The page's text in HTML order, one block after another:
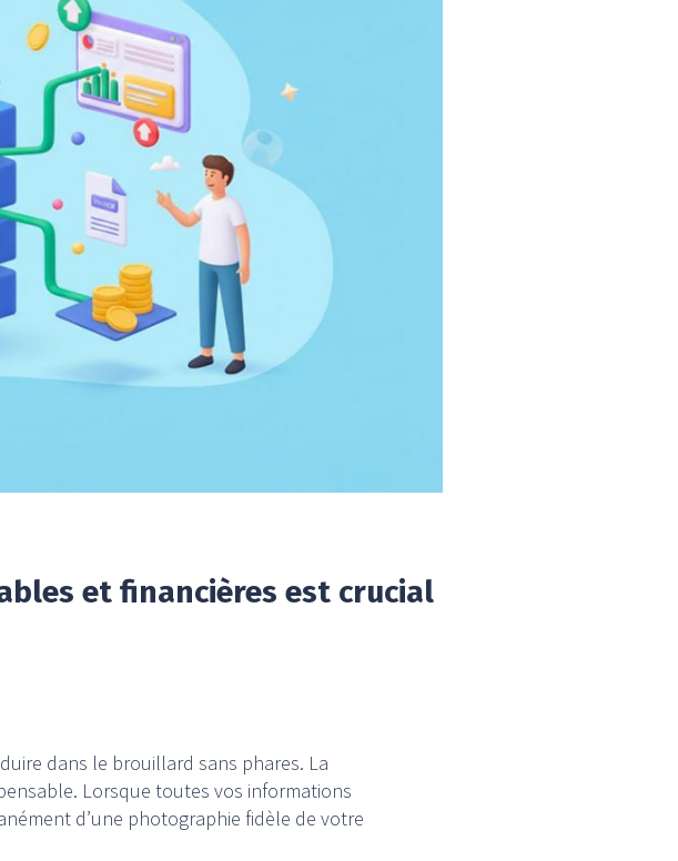
et financières est crucial
dans le brouillard sans phares. La
Lorsque toutes vos informations
d’une photographie fidèle de votre